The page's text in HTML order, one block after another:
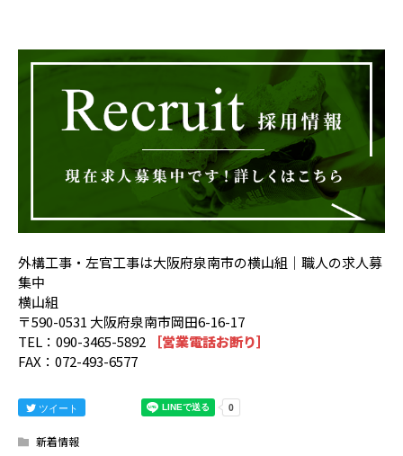
外構工事・左官工事は大阪府泉南市の横山組｜職人の求人募
集中
横山組
〒590-0531 大阪府泉南市岡田6-16-17
TEL：090-3465-5892
［営業電話お断り］
FAX：072-493-6577
ツイート
新着情報